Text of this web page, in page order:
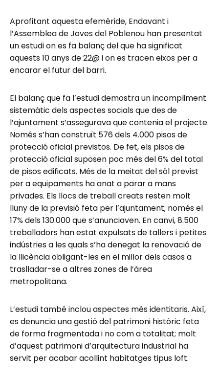
Aprofitant aquesta efemèride, Endavant i
l’Assemblea de Joves del Poblenou han presentat
un estudi on es fa balanç del que ha significat
aquests 10 anys de 22@ i on es tracen eixos per a
encarar el futur del barri.
El balanç que fa l’estudi demostra un incompliment
sistemàtic dels aspectes socials que des de
l’ajuntament s’assegurava que contenia el projecte.
Només s’han construït 576 dels 4.000 pisos de
protecció oficial previstos. De fet, els pisos de
protecció oficial suposen poc més del 6% del total
de pisos edificats. Més de la meitat del sòl previst
per a equipaments ha anat a parar a mans
privades. Els llocs de treball creats resten molt
lluny de la previsió feta per l’ajuntament; només el
17% dels 130.000 que s’anunciaven. En canvi, 8.500
treballadors han estat expulsats de tallers i petites
indústries a les quals s’ha denegat la renovació de
la llicència obligant-les en el millor dels casos a
traslladar-se a altres zones de l’àrea
metropolitana.
L’estudi també inclou aspectes més identitaris. Així,
es denuncia una gestió del patrimoni històric feta
de forma fragmentada i no com a totalitat; molt
d’aquest patrimoni d’arquitectura industrial ha
servit per acabar acollint habitatges tipus loft.